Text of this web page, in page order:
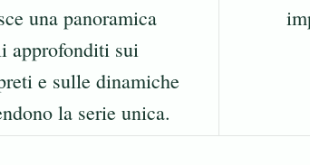
una panoramica
approfonditi sui
e sulle dinamiche
la serie unica.